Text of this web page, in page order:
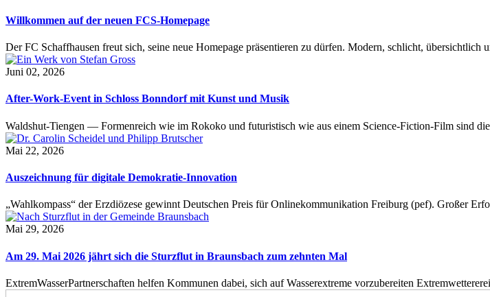
Willkommen auf der neuen FCS-Homepage
Der FC Schaffhausen freut sich, seine neue Homepage präsentieren zu dürfen. Modern, schlicht, übersichtlich
Juni 02, 2026
After-Work-Event in Schloss Bonndorf mit Kunst und Musik
Waldshut-Tiengen — Formenreich wie im Rokoko und futuristisch wie aus einem Science-Fiction-Film sind
Mai 22, 2026
Auszeichnung für digitale Demokratie-Innovation
„Wahlkompass“ der Erzdiözese gewinnt Deutschen Preis für Onlinekommunikation Freiburg (pef). Großer
Mai 29, 2026
Am 29. Mai 2026 jährt sich die Sturzflut in Braunsbach zum zehnten Mal
ExtremWasserPartnerschaften helfen Kommunen dabei, sich auf Wasserextreme vorzubereiten